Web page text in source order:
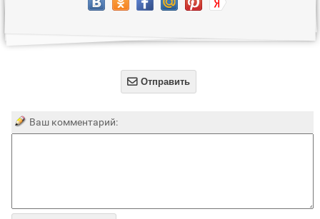
 Отправить
Ваш комментарий: